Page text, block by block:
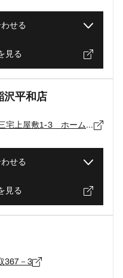
せる
見る
平和店
490-1303 愛知県稲沢市平和町上三宅上屋敷1-3 ホームセンターバローメガストア稲沢平和店内
せる
見る
367－3